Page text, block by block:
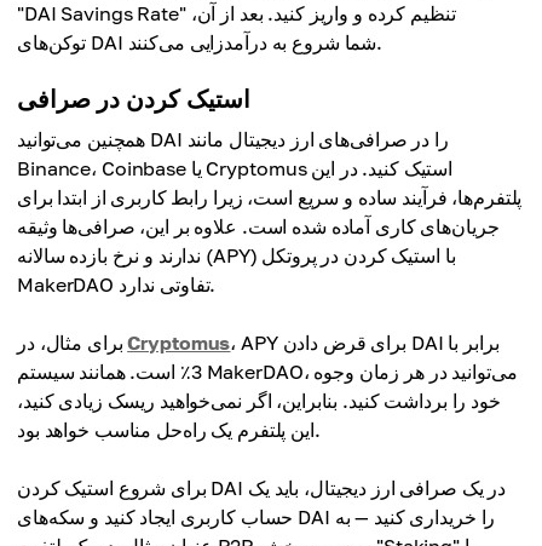
"DAI Savings Rate" تنظیم کرده و واریز کنید. بعد از آن،
توکن‌های DAI شما شروع به درآمدزایی می‌کنند.
استیک کردن در صرافی
همچنین می‌توانید DAI را در صرافی‌های ارز دیجیتال مانند
Binance، Coinbase یا Cryptomus استیک کنید. در این
پلتفرم‌ها، فرآیند ساده و سریع است، زیرا رابط کاربری از ابتدا برای
جریان‌های کاری آماده شده است. علاوه بر این، صرافی‌ها وثیقه
ندارند و نرخ بازده سالانه (APY) با استیک کردن در پروتکل
MakerDAO تفاوتی ندارد.
برای مثال، درCryptomus، APY برای قرض دادن DAI برابر با
3٪ است. همانند سیستم MakerDAO، می‌توانید در هر زمان وجوه
خود را برداشت کنید. بنابراین، اگر نمی‌خواهید ریسک زیادی کنید،
این پلتفرم یک راه‌حل مناسب خواهد بود.
برای شروع استیک کردن DAI در یک صرافی ارز دیجیتال، باید یک
حساب کاربری ایجاد کنید و سکه‌های DAI را خریداری کنید — به